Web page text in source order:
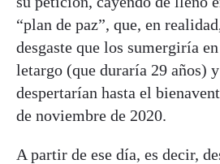
“plan de paz”, que, en
desgaste que los sumergiría
letargo (que duraría 29 años)
despertarían hasta el
de noviembre de 2020.
A partir de ese día, es decir,